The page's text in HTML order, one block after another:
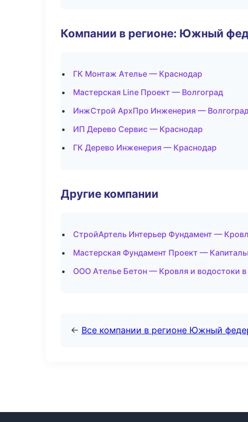
Компании в регионе: Южный
ГК Монтаж Ателье — Краснодар
Мастерская Line Проект — Волгоград
ИнжСтрой АрхПро Инженерия —
ИП Дерево Сервис — Краснодар
ГК Дерево Инженерия — Краснодар
Другие компании
СтройАртель Интерьер Фундамент —
Мастерская Фундамент Проект —
ООО Ателье Бетон — Кровля и водостоки
← Все компании в регионе Южный